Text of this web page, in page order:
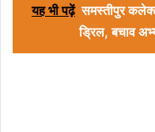
यह भी पढ़ें समस्तीपुर
ड्रिल, बचाव